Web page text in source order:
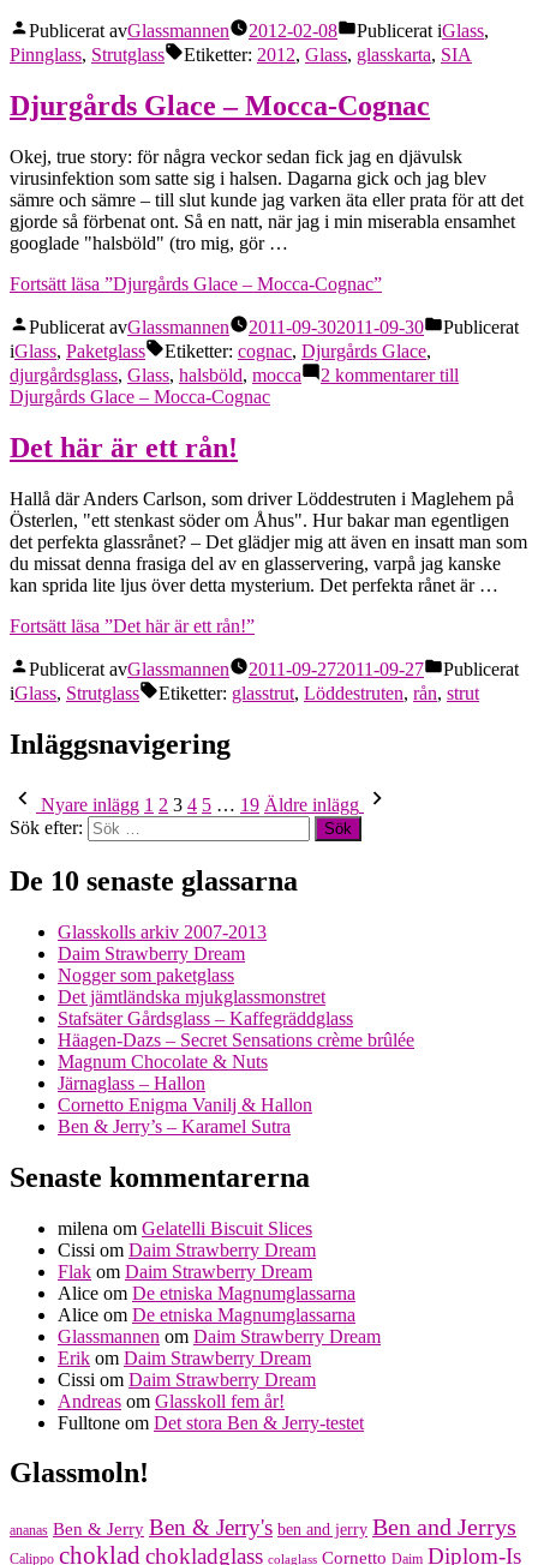
Publicerat avGlassmannen 2012-02-08 Publicerat iGlass,
Pinnglass, Strutglass Etiketter: 2012, Glass, glasskarta, SIA
Djurgårds Glace – Mocca-Cognac
Okej, true story: för några veckor sedan fick jag en djävulsk
virusinfektion som satte sig i halsen. Dagarna gick och jag blev
sämre och sämre – till slut kunde jag varken äta eller prata för att det
gjorde så förbenat ont. Så en natt, när jag i min miserabla ensamhet
googlade "halsböld" (tro mig, gör …
Fortsätt läsa ”Djurgårds Glace – Mocca-Cognac”
Publicerat avGlassmannen 2011-09-302011-09-30
Publicerat
iGlass, Paketglass Etiketter: cognac, Djurgårds Glace,
djurgårdsglass, Glass, halsböld, mocca 2 kommentarertill
Djurgårds Glace – Mocca-Cognac
Det här är ett rån!
Hallå där Anders Carlson, som driver Löddestruten i Maglehem på
Österlen, "ett stenkast söder om Åhus". Hur bakar man egentligen
det perfekta glassrånet? – Det glädjer mig att även en insatt man som
du missat denna frasiga del av en glasservering, varpå jag kanske
kan sprida lite ljus över detta mysterium. Det perfekta rånet är …
Fortsätt läsa ”Det här är ett rån!”
Publicerat avGlassmannen 2011-09-272011-09-27
Publicerat
iGlass, Strutglass Etiketter: glasstrut, Löddestruten, rån, strut
Inläggsnavigering
Nyare inlägg 1 2 3 4 5 … 19 Äldre inlägg
Sök efter:
De 10 senaste glassarna
Glasskolls arkiv 2007-2013
Daim Strawberry Dream
Nogger som paketglass
Det jämtländska mjukglassmonstret
Stafsäter Gårdsglass – Kaffegräddglass
Häagen-Dazs – Secret Sensations crème brûlée
Magnum Chocolate & Nuts
Järnaglass – Hallon
Cornetto Enigma Vanilj & Hallon
Ben & Jerry’s – Karamel Sutra
Senaste kommentarerna
milena om Gelatelli Biscuit Slices
Cissi om Daim Strawberry Dream
Flak om Daim Strawberry Dream
Alice om De etniska Magnumglassarna
Alice om De etniska Magnumglassarna
Glassmannen om Daim Strawberry Dream
Erik om Daim Strawberry Dream
Cissi om Daim Strawberry Dream
Andreas om Glasskoll fem år!
Fulltone om Det stora Ben & Jerry-testet
Glassmoln!
ananas Ben & Jerry Ben & Jerry's ben and jerry Ben and Jerrys
Calippo choklad chokladglass colaglass Cornetto Daim Diplom-Is